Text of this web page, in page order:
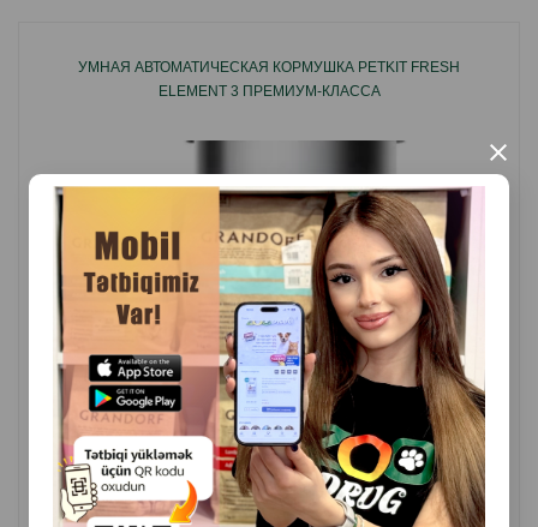
×
УМНАЯ АВТОМАТИЧЕСКАЯ КОРМУШКА PETKIT FRESH
ELEMENT 3 ПРЕМИУМ-КЛАССА
( Отзывы)
Масса Цена
Купить
1 шт
299.99